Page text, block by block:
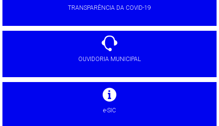
TRANSPARÊNCIA DA COVID-19
OUVIDORIA MUNICIPAL
e-SIC